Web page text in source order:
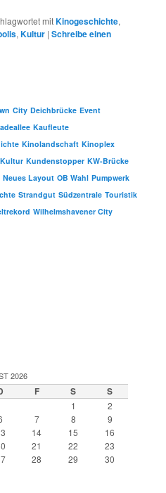
mitKinogeschichte,
,Kultur |Schreibe einen
City Deichbrücke Event
Kaufleute
Kinolandschaft Kinoplex
Kultur Kundenstopper KW-Brücke
Neues Layout OB Wahl Pumpwerk
Strandgut Südzentrale Touristik
Wilhelmshavener City
2026
F S S
1
2
7 8
9
14 15
16
21 22
23
28 29
30